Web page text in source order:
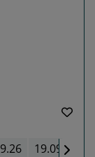
19.09.26